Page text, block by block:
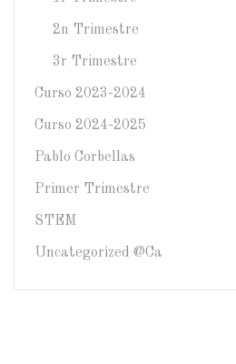
2n Trimestre
3r Trimestre
Curso 2023-2024
Curso 2024-2025
Pablo Corbellas
Primer Trimestre
STEM
Uncategorized @ca